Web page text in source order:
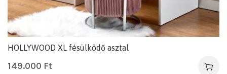
HOLLYWOOD XL fésülködő asztal
149.000 Ft